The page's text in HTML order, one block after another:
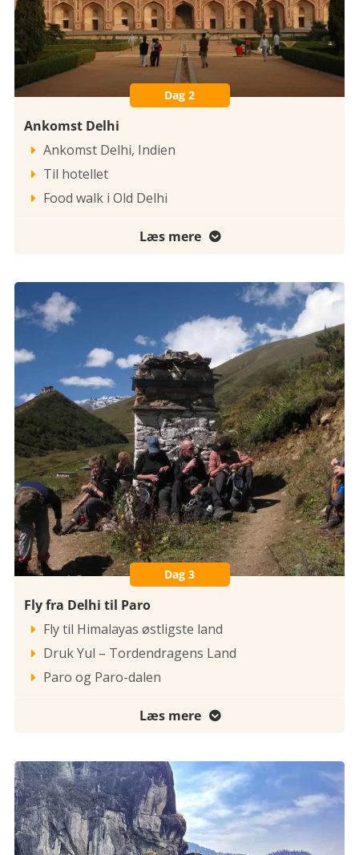
Dag 2
Ankomst Delhi
 Ankomst Delhi, Indien
 Til hotellet
 Food walk i Old Delhi
Læs mere 
Dag 3
Fly fra Delhi til Paro
 Fly til Himalayas østligste land
 Druk Yul – Tordendragens Land
 Paro og Paro-dalen
Læs mere 